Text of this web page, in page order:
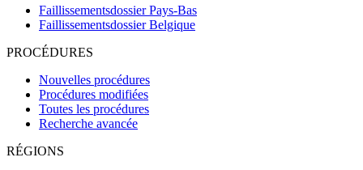
Faillissementsdossier Pays-Bas
Faillissementsdossier Belgique
PROCÉDURES
Nouvelles procédures
Procédures modifiées
Toutes les procédures
Recherche avancée
RÉGIONS